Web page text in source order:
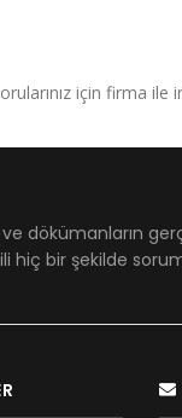
için firma ile
dökümanların
hiç bir şekilde